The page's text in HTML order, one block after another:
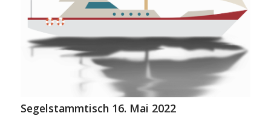
Segelstammtisch 16. Mai 2022